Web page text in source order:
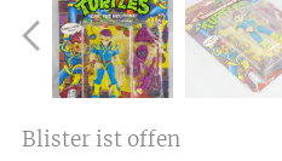
Blister ist offen